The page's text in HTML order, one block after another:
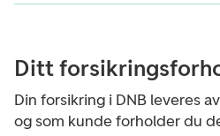
Ditt
Din forsikring i DNB leveres
og som kunde forholder du